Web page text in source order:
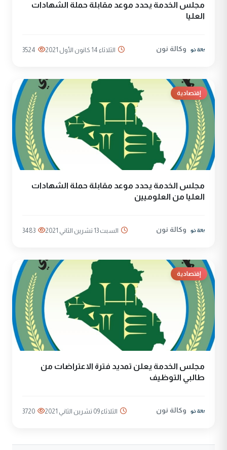
مجلس الخدمة يحدد موعد مقابلة حملة الشهادات
العليا
وكالة نون الثلاثاء 14 كانون الأول 2021 3524
إقتصادية
مجلس الخدمة يحدد موعد مقابلة حملة الشهادات
العليا من العلوميين
وكالة نون السبت 13 تشرين الثاني 2021 3483
إقتصادية
مجلس الخدمة يعلن تمديد فترة الاعتراضات من
طالبي التوظيف
وكالة نون الثلاثاء 09 تشرين الثاني 2021 3720